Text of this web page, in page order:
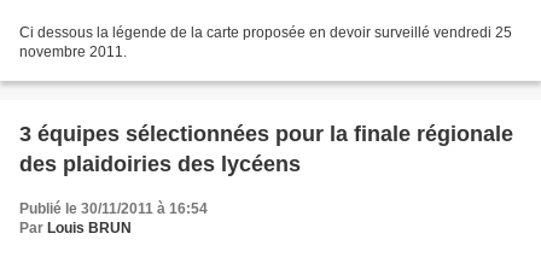
Ci dessous la légende de la carte proposée en devoir surveillé vendredi 25
novembre 2011.
3 équipes sélectionnées pour la finale régionale
des plaidoiries des lycéens
Publié le 30/11/2011 à 16:54
Par Louis BRUN